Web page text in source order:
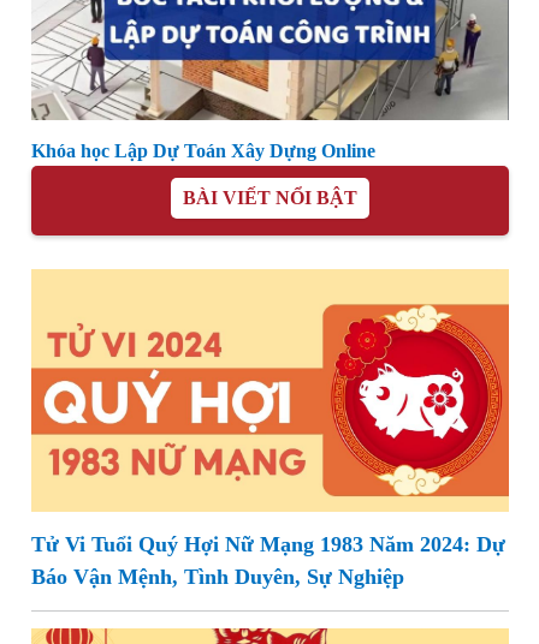
Khóa học Lập Dự Toán Xây Dựng Online
BÀI VIẾT NỔI BẬT
Tử Vi Tuổi Quý Hợi Nữ Mạng 1983 Năm 2024: Dự
Báo Vận Mệnh, Tình Duyên, Sự Nghiệp